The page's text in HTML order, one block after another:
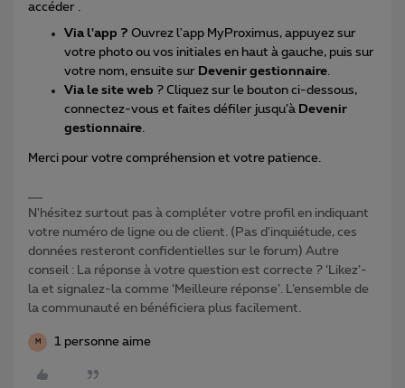
accéder .
Via l'app ? Ouvrez l'app MyProximus, appuyez sur
votre photo ou vos initiales en haut à gauche, puis sur
votre nom, ensuite sur Devenir gestionnaire.
Via le site web ? Cliquez sur le bouton ci-dessous,
connectez-vous et faites défiler jusqu’à Devenir
gestionnaire.
Merci pour votre compréhension et votre patience.
N'hésitez surtout pas à compléter votre profil en indiquant
votre numéro de ligne ou de client. (Pas d'inquiétude, ces
données resteront confidentielles sur le forum) Autre
conseil : La réponse à votre question est correcte ? ‘Likez’-
la et signalez-la comme ‘Meilleure réponse’. L’ensemble de
la communauté en bénéficiera plus facilement.
M 1 personne aime